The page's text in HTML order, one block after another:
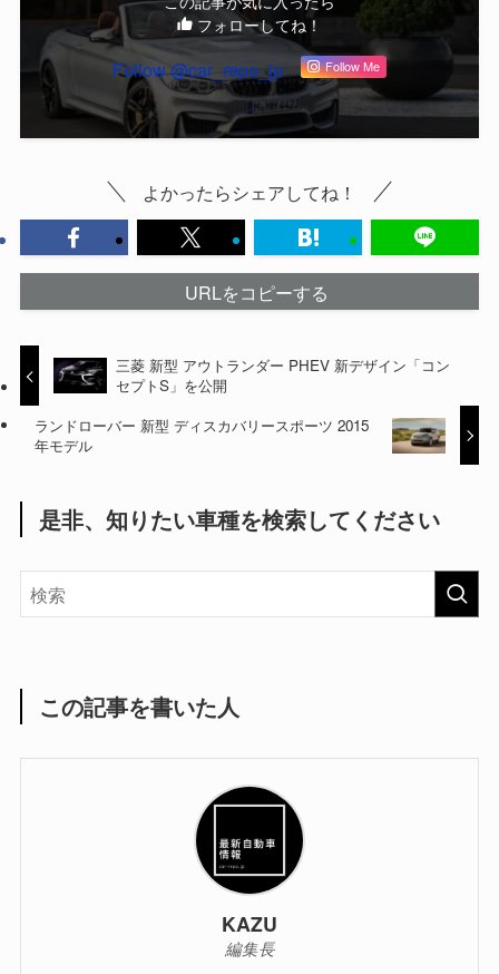
フォローしてね！
Follow @car_repo_jp Follow Me
よかったらシェアしてね！
URLをコピーする
三菱 新型 アウトランダー PHEV 新デザイン「コン
セプトS」を公開
ランドローバー 新型 ディスカバリースポーツ 2015
年モデル
是非、知りたい車種を検索してください
この記事を書いた人
KAZU
編集長